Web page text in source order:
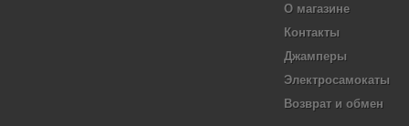
О магазине
Контакты
Джамперы
Электросамокаты
Возврат и обмен